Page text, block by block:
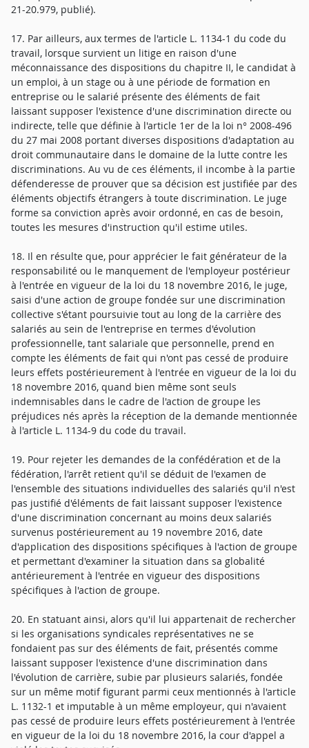
21-20.979, publié).
17. Par ailleurs, aux termes de l'article L. 1134-1 du code du
travail, lorsque survient un litige en raison d'une
méconnaissance des dispositions du chapitre II, le candidat à
un emploi, à un stage ou à une période de formation en
entreprise ou le salarié présente des éléments de fait
laissant supposer l'existence d'une discrimination directe ou
indirecte, telle que définie à l'article 1er de la loi n° 2008-496
du 27 mai 2008 portant diverses dispositions d'adaptation au
droit communautaire dans le domaine de la lutte contre les
discriminations. Au vu de ces éléments, il incombe à la partie
défenderesse de prouver que sa décision est justifiée par des
éléments objectifs étrangers à toute discrimination. Le juge
forme sa conviction après avoir ordonné, en cas de besoin,
toutes les mesures d'instruction qu'il estime utiles.
18. Il en résulte que, pour apprécier le fait générateur de la
responsabilité ou le manquement de l'employeur postérieur
à l'entrée en vigueur de la loi du 18 novembre 2016, le juge,
saisi d'une action de groupe fondée sur une discrimination
collective s'étant poursuivie tout au long de la carrière des
salariés au sein de l'entreprise en termes d'évolution
professionnelle, tant salariale que personnelle, prend en
compte les éléments de fait qui n'ont pas cessé de produire
leurs effets postérieurement à l'entrée en vigueur de la loi du
18 novembre 2016, quand bien même sont seuls
indemnisables dans le cadre de l'action de groupe les
préjudices nés après la réception de la demande mentionnée
à l'article L. 1134-9 du code du travail.
19. Pour rejeter les demandes de la confédération et de la
fédération, l'arrêt retient qu'il se déduit de l'examen de
l'ensemble des situations individuelles des salariés qu'il n'est
pas justifié d'éléments de fait laissant supposer l'existence
d'une discrimination concernant au moins deux salariés
survenus postérieurement au 19 novembre 2016, date
d'application des dispositions spécifiques à l'action de groupe
et permettant d'examiner la situation dans sa globalité
antérieurement à l'entrée en vigueur des dispositions
spécifiques à l'action de groupe.
20. En statuant ainsi, alors qu'il lui appartenait de rechercher
si les organisations syndicales représentatives ne se
fondaient pas sur des éléments de fait, présentés comme
laissant supposer l'existence d'une discrimination dans
l'évolution de carrière, subie par plusieurs salariés, fondée
sur un même motif figurant parmi ceux mentionnés à l'article
L. 1132-1 et imputable à un même employeur, qui n'avaient
pas cessé de produire leurs effets postérieurement à l'entrée
en vigueur de la loi du 18 novembre 2016, la cour d'appel a